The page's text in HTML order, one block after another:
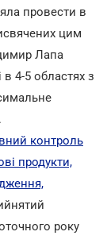
провести в
цим
Лапа
4-5 областях з
контроль
продукти,
року